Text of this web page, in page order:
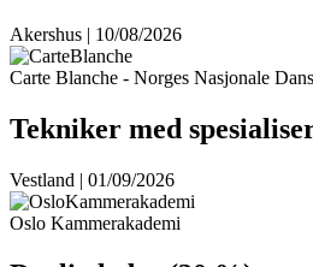
Akershus | 10/08/2026
Carte Blanche - Norges Nasjonale
Tekniker med
Vestland | 01/09/2026
Oslo Kammerakademi